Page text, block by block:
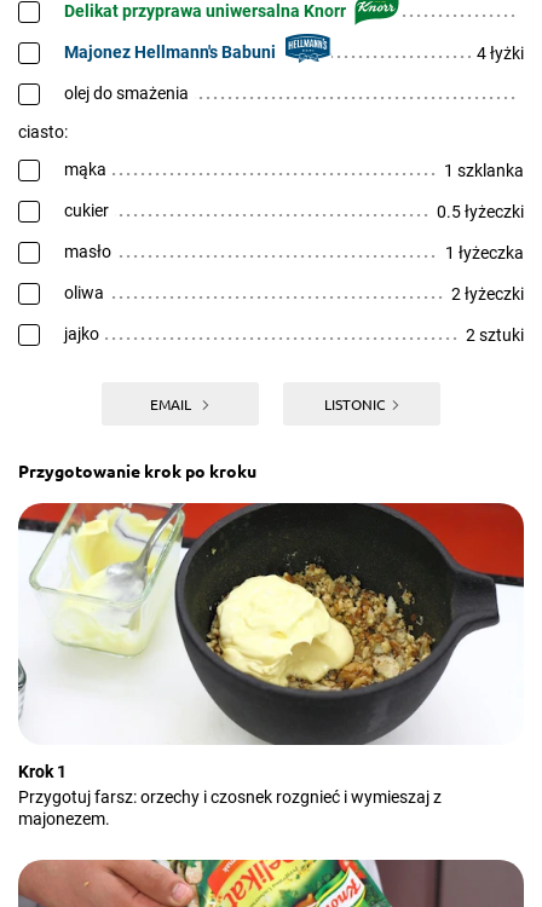
Delikat przyprawa uniwersalna Knorr
Majonez Hellmann's Babuni 4 łyżki
olej do smażenia
ciasto:
mąka
1 szklanka
cukier 0.5 łyżeczki
masło 1 łyżeczka
oliwa 2 łyżeczki
jajko 2 sztuki
EMAIL LISTONIC
Przygotowanie krok po kroku
Krok 1
Przygotuj farsz: orzechy i czosnek rozgnieć i wymieszaj z
majonezem.